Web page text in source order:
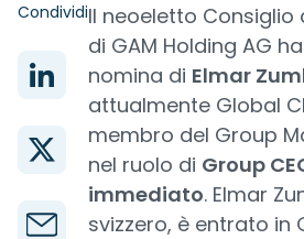
CondividiIl neoeletto Consiglio
di GAM Holding AG
nomina di Elmar
attualmente Global
membro del Group
nel ruolo di Group
immediato. Elmar
svizzero, è entrato in